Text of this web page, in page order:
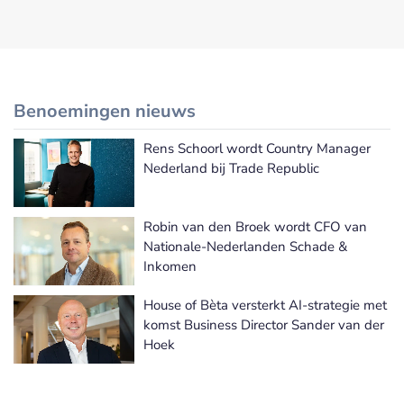
Benoemingen nieuws
Meer Benoemingen nieuws
Rens Schoorl wordt Country Manager
Nederland bij Trade Republic
Robin van den Broek wordt CFO van
Nationale-Nederlanden Schade &
Inkomen
House of Bèta versterkt AI-strategie met
komst Business Director Sander van der
Hoek